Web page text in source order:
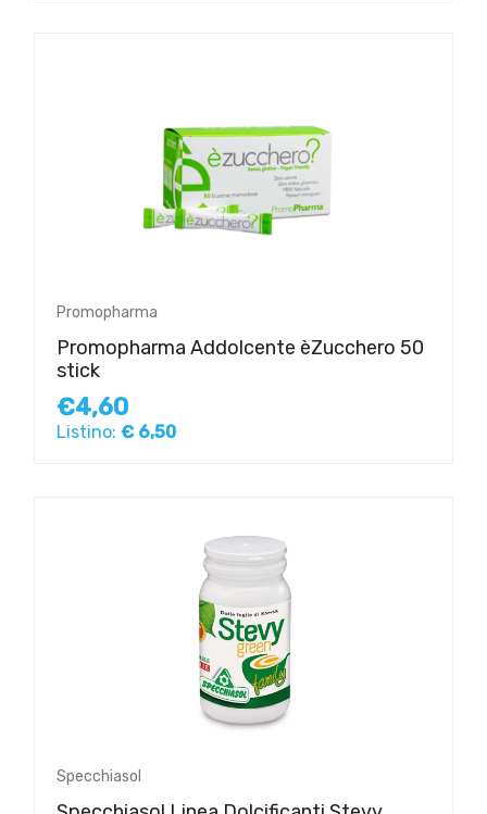
Promopharma
Promopharma Addolcente èZucchero 50
stick
€4,60
Listino: € 6,50
Specchiasol